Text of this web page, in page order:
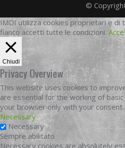
©
IMDI utilizza cookies proprietari e di
fianco accetti tutte le condizioni.
Chiudi
Privacy Overview
This website uses cookies to
are essential for the working of
your browser only with your
Necessary
Necessary
Sempre abilitato
Necessary cookies are absolutely